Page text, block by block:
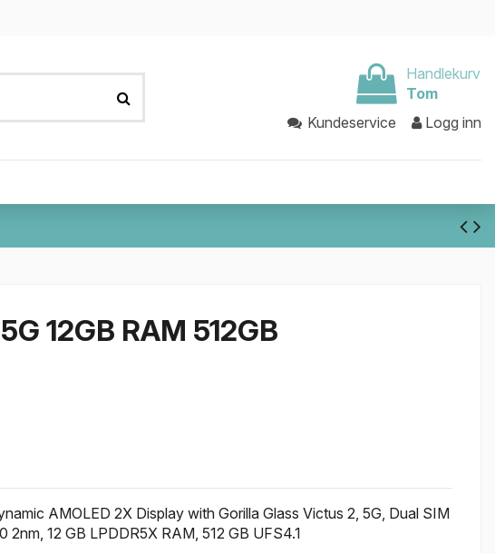
Handlekurv
Tom
Kundeservice
Logg inn
12GB RAM 512GB
AMOLED 2X Display with Gorilla Glass Victus 2, 5G, Dual SIM
12 GB LPDDR5X RAM, 512 GB UFS4.1